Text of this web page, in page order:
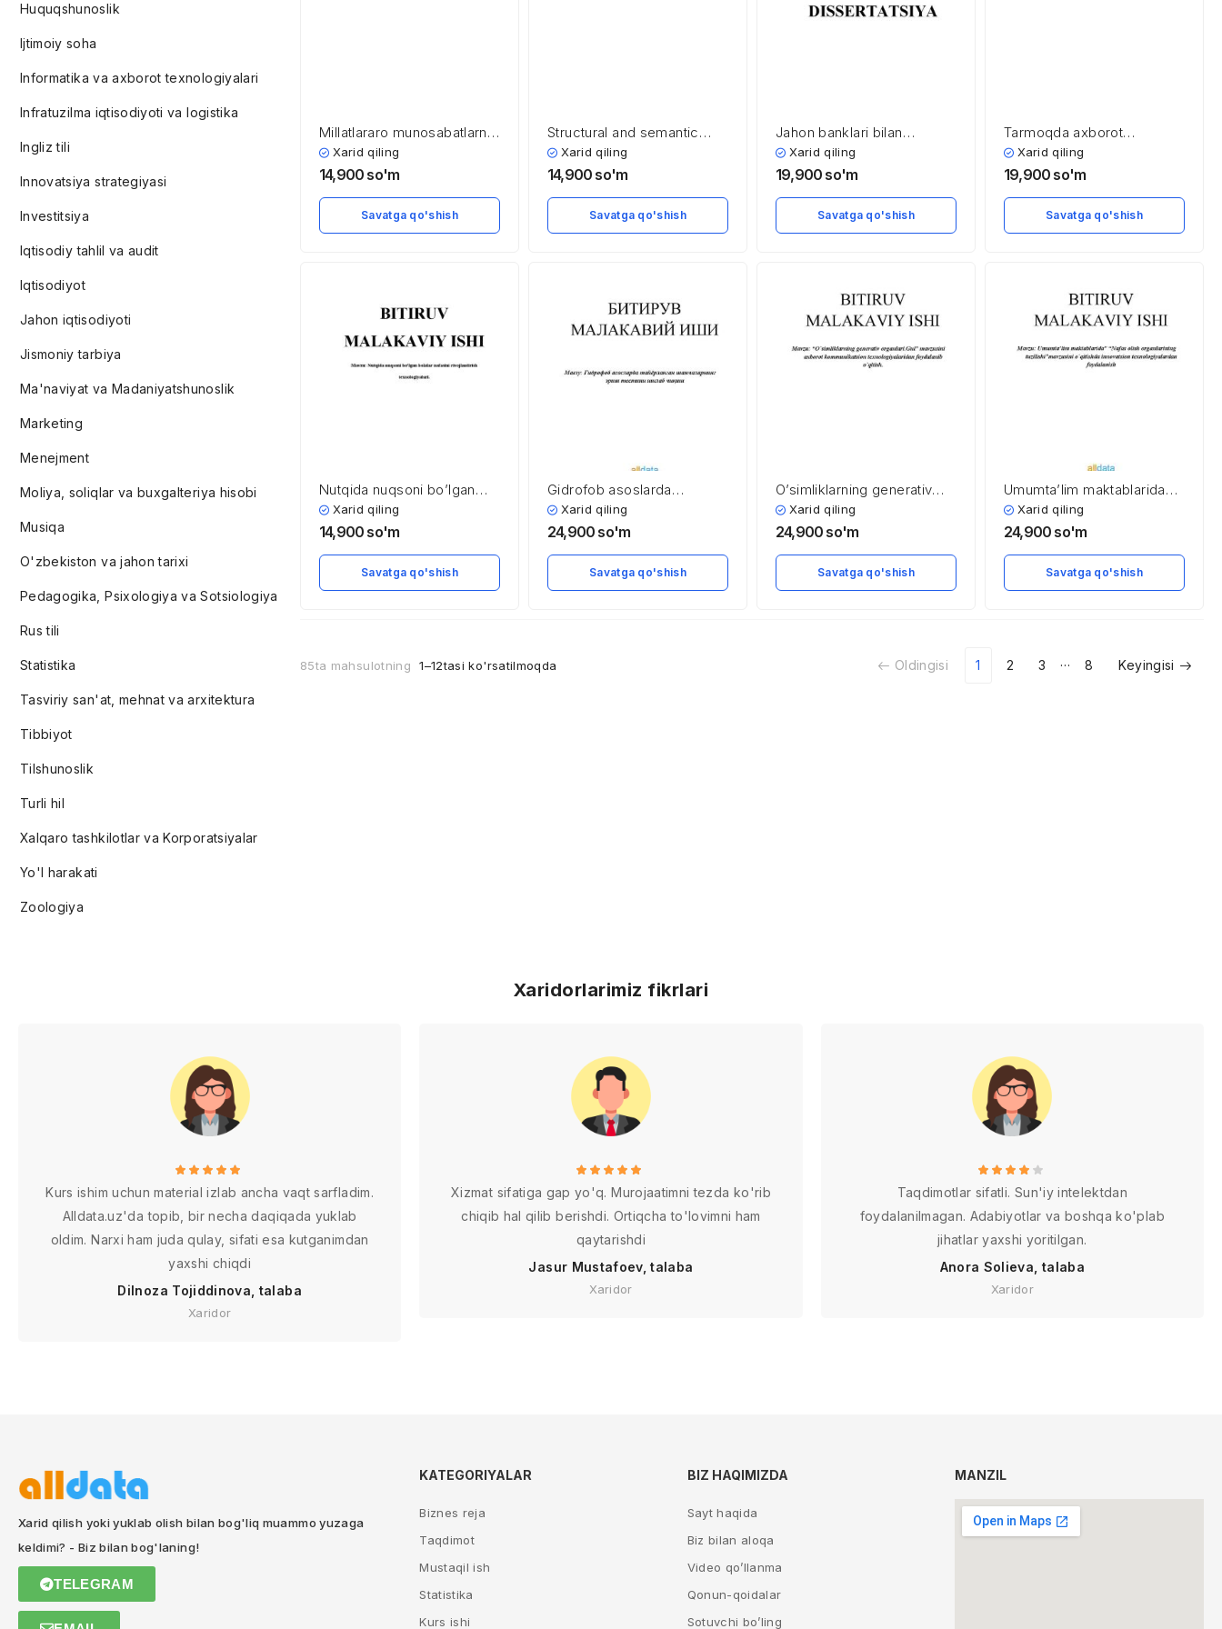
Huquqshunoslik
Ijtimoiy soha
Informatika va axborot texnologiyalari
Infratuzilma iqtisodiyoti va logistika
Ingliz tili
Innovatsiya strategiyasi
Investitsiya
Iqtisodiy tahlil va audit
Iqtisodiyot
Jahon iqtisodiyoti
Jismoniy tarbiya
Ma'naviyat va Madaniyatshunoslik
Marketing
Menejment
Moliya, soliqlar va buxgalteriya hisobi
Musiqa
O'zbekiston va jahon tarixi
Pedagogika, Psixologiya va Sotsiologiya
Rus tili
Statistika
Tasviriy san'at, mehnat va arxitektura
Tibbiyot
Tilshunoslik
Turli hil
Xalqaro tashkilotlar va Korporatsiyalar
Yo'l harakati
Zoologiya
Millatlararo munosabatlarni
mustahkamlashning diniy va
ijtimoiy-psixologik omillari
Xarid qiling
14,900 so'm
Savatga qo'shish
Structural and semantic
peculiarities of
phraseological units with
English language
Xarid qiling
14,900 so'm
Savatga qo'shish
Jahon banklari bilan
hamkorlikda ishlashni
rivojlantirish yo’llari
Xarid qiling
19,900 so'm
Savatga qo'shish
Tarmoqda axborot
xavfsizligi va blokchain
texnologiyasi
Xarid qiling
19,900 so'm
Savatga qo'shish
Nutqida nuqsoni bo’lgan
bolalar nafasini rivojlantirish
texnologiyalari
Xarid qiling
14,900 so'm
Savatga qo'shish
Gidrofob asoslarda
tayyorlangan
shamchalarning erish testini
Xarid qiling
24,900 so'm
Savatga qo'shish
O’simliklarning generativ
organlari. Gul mavzusini
axborot kommunikatsion
foydalanib o’qitish
Xarid qiling
24,900 so'm
Savatga qo'shish
Umumta’lim maktablarida
«Nafas olish organlarining
tuzilishi» mavzusini
texnologiyalardan
foydalanish
Xarid qiling
24,900 so'm
Savatga qo'shish
85ta mahsulotning 1–12tasi ko'rsatilmoqda Oldingisi 1 2 3 … 8 Keyingisi
Xaridorlarimiz fikrlari
Kurs ishim uchun material izlab ancha vaqt sarfladim.
Alldata.uz'da topib, bir necha daqiqada yuklab
oldim. Narxi ham juda qulay, sifati esa kutganimdan
yaxshi chiqdi
Dilnoza Tojiddinova, talaba
Xaridor
Xizmat sifatiga gap yo'q. Murojaatimni tezda ko'rib
chiqib hal qilib berishdi. Ortiqcha to'lovimni ham
qaytarishdi
Jasur Mustafoev, talaba
Xaridor
Taqdimotlar sifatli. Sun'iy intelektdan
foydalanilmagan. Adabiyotlar va boshqa ko'plab
jihatlar yaxshi yoritilgan.
Anora Solieva, talaba
Xaridor
Xarid qilish yoki yuklab olish bilan bog'liq muammo yuzaga
keldimi? - Biz bilan bog'laning!
TELEGRAM
KATEGORIYALAR
Biznes reja
Taqdimot
Mustaqil ish
Statistika
Kurs ishi
BIZ HAQIMIZDA
Sayt haqida
Biz bilan aloqa
Video qo’llanma
Qonun-qoidalar
Sotuvchi bo’ling
MANZIL